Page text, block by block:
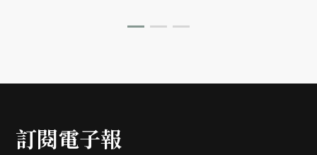
大家搶先一探這座屬於南台灣、懂得與自然光影對話的工
訂閱電子報